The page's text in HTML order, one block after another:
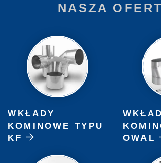
NASZA
WKŁADY
KOMINOWE TYPU
KF
OWAL